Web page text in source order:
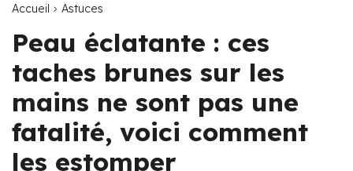
Accueil Astuces
Peau éclatante : ces
taches brunes sur les
mains ne sont pas une
fatalité, voici comment
les estomper